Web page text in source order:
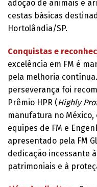
adoção de animais e
cestas básicas
Hortolândia/SP.
Conquistas e
excelência em FM é
pela melhoria
perseverança foi
Prêmio HPR (Highly
manufatura no
equipes de FM e
apresentado pela FM
dedicação incessante
patrimoniais e à